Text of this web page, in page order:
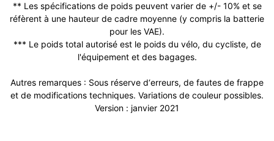
** Les spécifications de poids peuvent varier de +/- 10% et se
réfèrent à une hauteur de cadre moyenne (y compris la batterie
pour les VAE).
*** Le poids total autorisé est le poids du vélo, du cycliste, de
l'équipement et des bagages.
Autres remarques : Sous réserve d‘erreurs, de fautes de frappe
et de modifications techniques. Variations de couleur possibles.
Version : janvier 2021